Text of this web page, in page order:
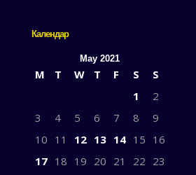
Календар
May 2021
M T W T F S
S
1
2
3
4 5 6 7 8
9
10 11 12 13 14 15 16
17 18 19 20 21 22 23